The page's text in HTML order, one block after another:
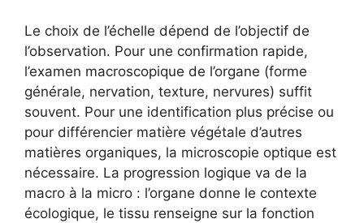
Le choix de l’échelle dépend de l’objectif de
l’observation. Pour une confirmation rapide,
l’examen macroscopique de l’organe (forme
générale, nervation, texture, nervures) suffit
souvent. Pour une identification plus précise ou
pour différencier matière végétale d’autres
matières organiques, la microscopie optique est
nécessaire. La progression logique va de la
macro à la micro : l’organe donne le contexte
écologique, le tissu renseigne sur la fonction